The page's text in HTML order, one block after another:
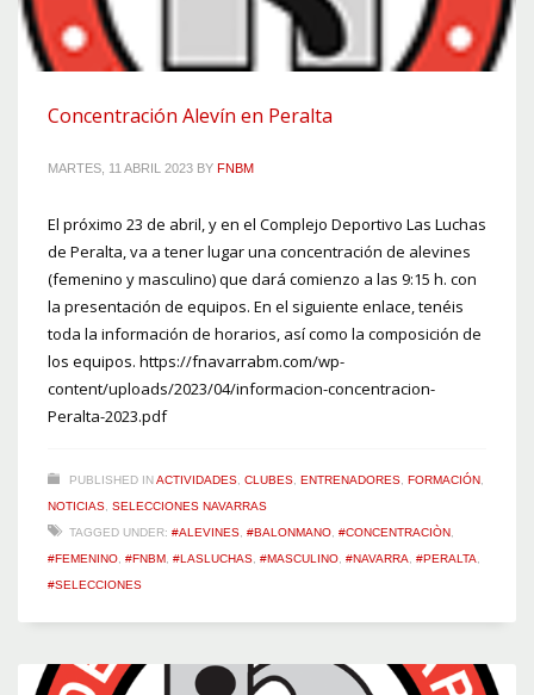
Concentración Alevín en Peralta
MARTES, 11 ABRIL 2023 BY FNBM
El próximo 23 de abril, y en el Complejo Deportivo Las Luchas
de Peralta, va a tener lugar una concentración de alevines
(femenino y masculino) que dará comienzo a las 9:15 h. con
la presentación de equipos. En el siguiente enlace, tenéis
toda la información de horarios, así como la composición de
los equipos. https://fnavarrabm.com/wp-
content/uploads/2023/04/informacion-concentracion-
Peralta-2023.pdf
PUBLISHED INACTIVIDADES CLUBES ENTRENADORES FORMACIÓN
NOTICIAS SELECCIONES NAVARRAS
TAGGED UNDER: #ALEVINES #BALONMANO #CONCENTRACIÒN
#FEMENINO #FNBM #LASLUCHAS #MASCULINO #NAVARRA #PERALTA
#SELECCIONES